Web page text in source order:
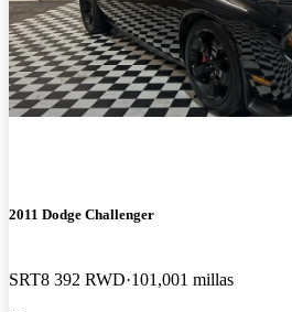
2011 Dodge Challenger
SRT8 392 RWD 101,001 millas